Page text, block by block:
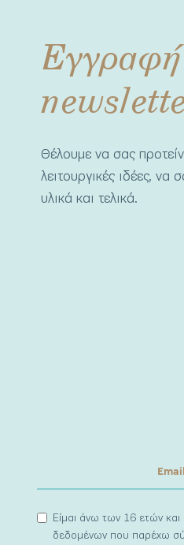
Θέλουμε να σας
λειτουργικές ιδέες, να
υλικά και τελικά.
Είμαι άνω των 16 ετών
δεδομένων που παρέχω